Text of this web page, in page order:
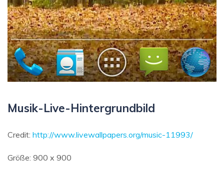
Musik-Live-Hintergrundbild
Credit: http://www.livewallpapers.org/music-11993/
Größe: 900 x 900